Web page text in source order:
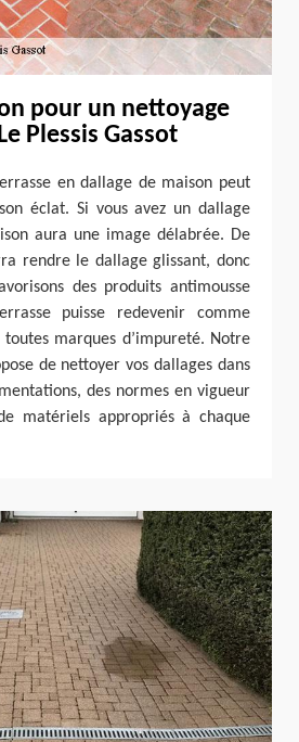
pour un nettoyage
Plessis Gassot
en dallage de maison peut
éclat. Si vous avez un dallage
aura une image délabrée. De
rendre le dallage glissant, donc
des produits antimousse
puisse redevenir comme
marques d’impureté. Notre
de nettoyer vos dallages dans
des normes en vigueur
matériels appropriés à chaque